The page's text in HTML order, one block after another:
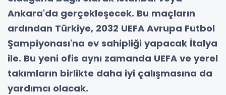
Ankara'da gerçekleşecek. Bu maçların
ardından Türkiye, 2032 UEFA Avrupa Futbol
Şampiyonası'na ev sahipliği yapacak İtalya
ile. Bu yeni ofis aynı zamanda UEFA ve yerel
takımların birlikte daha iyi çalışmasına da
yardımcı olacak.